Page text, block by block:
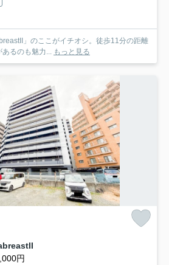
」のここがイチオシ。徒歩11分の距離
るのも魅力... もっと見る
円